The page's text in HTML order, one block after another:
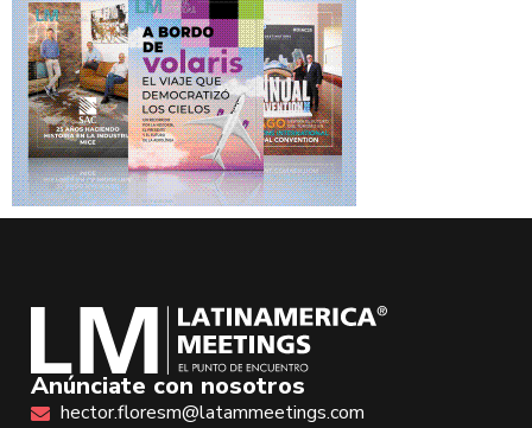
Anúnciate con nosotros
hector.floresm@latammeetings.com